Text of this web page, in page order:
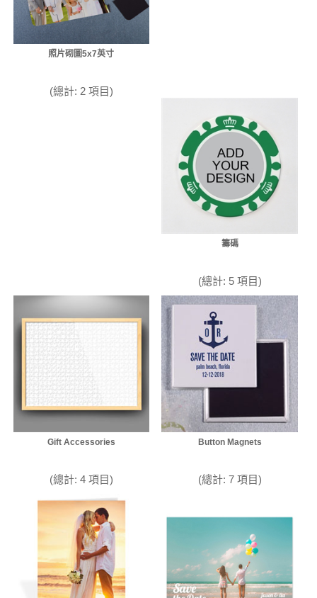
照片砌圖5x7英寸
(總計: 2 項目)
籌碼
(總計: 5 項目)
Gift Accessories
(總計: 4 項目)
Button Magnets
(總計: 7 項目)